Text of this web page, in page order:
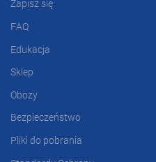
Zapisz się
FAQ
Edukacja
Sklep
Obozy
Bezpieczeństwo
Pliki do pobrania